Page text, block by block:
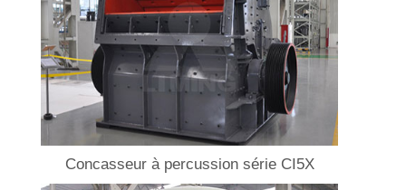
Concasseur à percussion série CI5X